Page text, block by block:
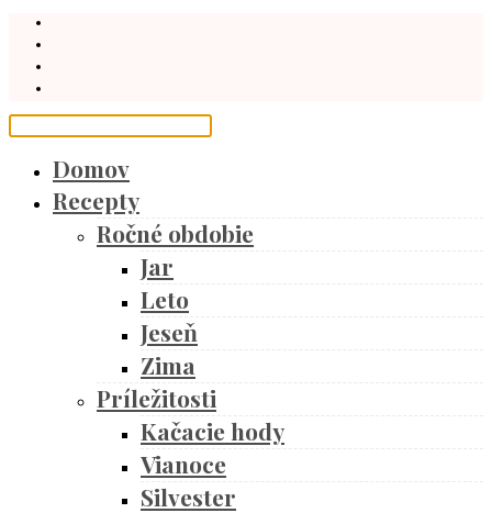
Domov
Recepty
Ročné obdobie
Jar
Leto
Jeseň
Zima
Príležitosti
Kačacie hody
Vianoce
Silvester